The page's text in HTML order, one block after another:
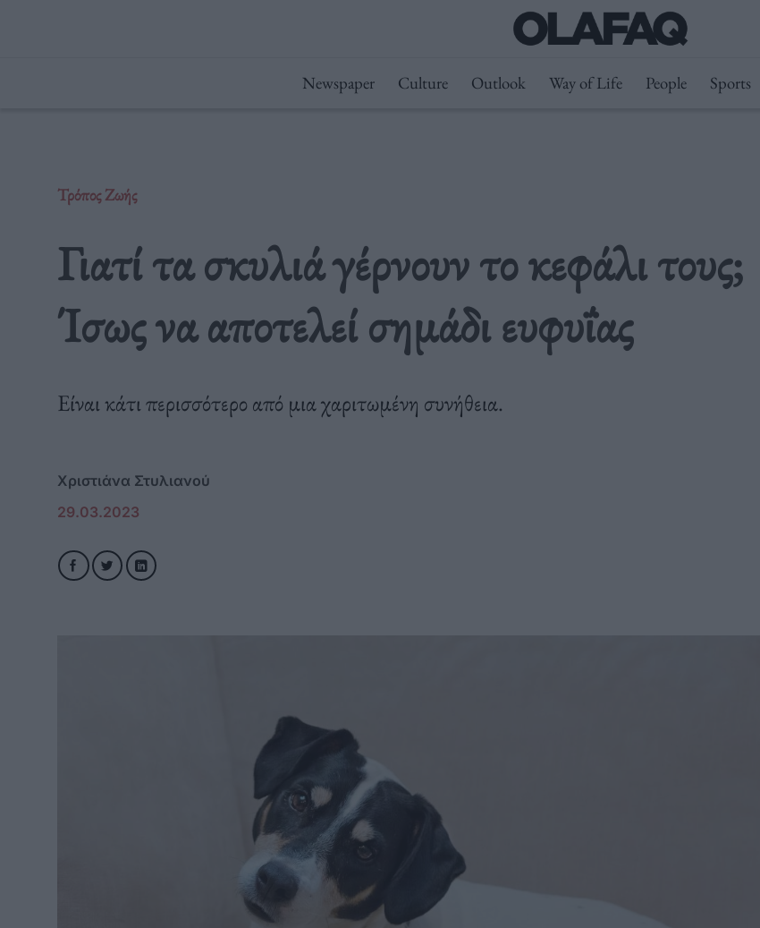
Newspaper Culture Outlook Way of Life People Sports
Τρόπος Ζωής
Γιατί τα σκυλιά γέρνουν το κεφάλι τους;
Ίσως να αποτελεί σημάδι ευφυΐας
Είναι κάτι περισσότερο από μια χαριτωμένη συνήθεια.
Χριστιάνα Στυλιανού
29.03.2023